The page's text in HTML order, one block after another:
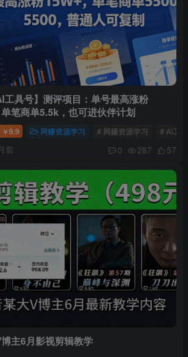
工具号】测评项目：单号最高涨粉
笔商单5.5k，也可进伙伴计划
￥9.9 网赚资源学习 # 网赚资源学习 # AI工
前 0 287 57
主6月影视剪辑教学